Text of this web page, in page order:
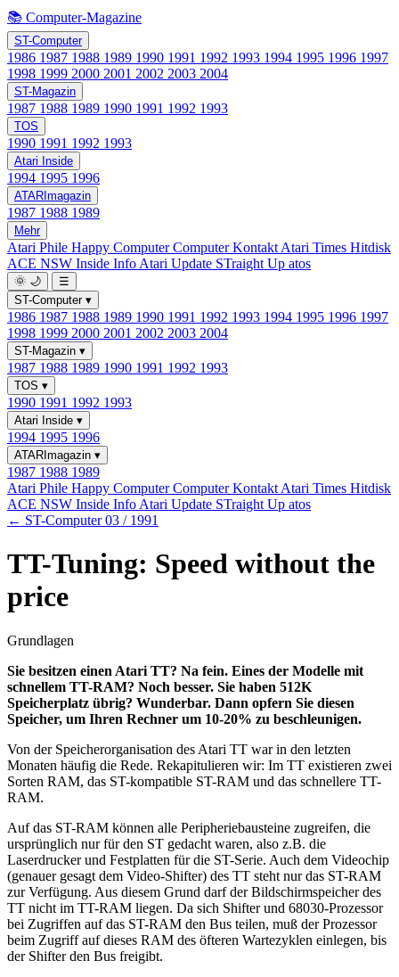
📚 Computer-Magazine
ST-Computer
1986 1987 1988 1989 1990 1991 1992 1993 1994 1995 1996 1997
1998 1999 2000 2001 2002 2003 2004
ST-Magazin
1987 1988 1989 1990 1991 1992 1993
TOS
1990 1991 1992 1993
Atari Inside
1994 1995 1996
ATARImagazin
1987 1988 1989
Mehr
Atari Phile Happy ComputerComputer Kontakt Atari Times Hitdisk
ACE NSW Inside Info Atari Update STraight Up atos
🌞 🌙
☰
ST-Computer ▾
1986 1987 1988 1989 1990 1991 1992 1993 1994 1995 1996 1997
1998 1999 2000 2001 2002 2003 2004
ST-Magazin ▾
1987 1988 1989 1990 1991 1992 1993
TOS ▾
1990 1991 1992 1993
Atari Inside ▾
1994 1995 1996
ATARImagazin ▾
1987 1988 1989
Atari Phile Happy ComputerComputer Kontakt Atari Times Hitdisk
ACE NSW Inside Info Atari Update STraight Up atos
← ST-Computer 03 / 1991
TT-Tuning: Speed without the
price
Grundlagen
Sie besitzen einen Atari TT? Na fein. Eines der Modelle mit
schnellem TT-RAM? Noch besser. Sie haben 512K
Speicherplatz übrig? Wunderbar. Dann opfern Sie diesen
Speicher, um Ihren Rechner um 10-20% zu beschleunigen.
Von der Speicherorganisation des Atari TT war in den letzten
Monaten häufig die Rede. Rekapitulieren wir: Im TT existieren zwei
Sorten RAM, das ST-kompatible ST-RAM und das schnellere TT-
RAM.
Auf das ST-RAM können alle Peripheriebausteine zugreifen, die
ursprünglich nur für den ST gedacht waren, also z.B. die
Laserdrucker und Festplatten für die ST-Serie. Auch dem Videochip
(genauer gesagt dem Video-Shifter) des TT steht nur das ST-RAM
zur Verfügung. Aus diesem Grund darf der Bildschirmspeicher des
TT nicht im TT-RAM liegen. Da sich Shifter und 68030-Prozessor
bei Zugriffen auf das ST-RAM den Bus teilen, muß der Prozessor
beim Zugriff auf dieses RAM des öfteren Wartezyklen einlegen, bis
der Shifter den Bus freigibt.